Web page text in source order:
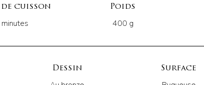
de cuisson Poids
400 g
Dessin Surface